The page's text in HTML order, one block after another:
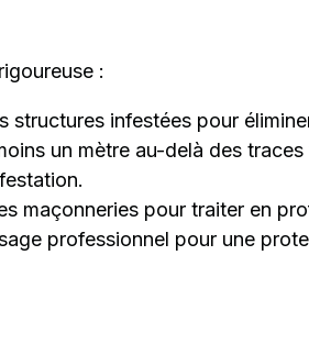
:
structures infestées pour
un mètre au-delà des
maçonneries pour traiter en
professionnel pour une